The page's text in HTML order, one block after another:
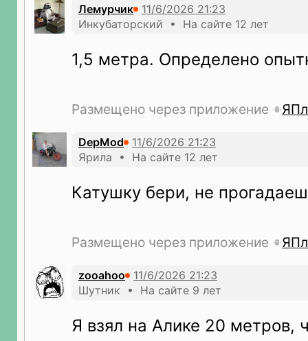
Лемурчик
Инкубаторский • На сайте 12 лет
1,5 метра. Определено
Размещено через приложение
DepMod
Ярила • На сайте 12 лет
Катушку бери, не
Размещено через приложение
zooahoo
Шутник • На сайте 9 лет
Я взял на Алике 20 метров,